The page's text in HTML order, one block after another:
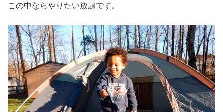
この中ならやりたい放題です。